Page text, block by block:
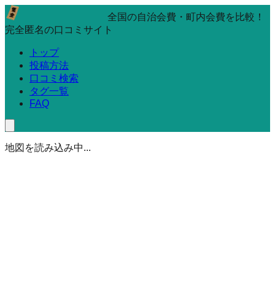
全国の自治会費・町内会費を比較！
完全匿名の口コミサイト
トップ
投稿方法
口コミ検索
タグ一覧
FAQ
地図を読み込み中...